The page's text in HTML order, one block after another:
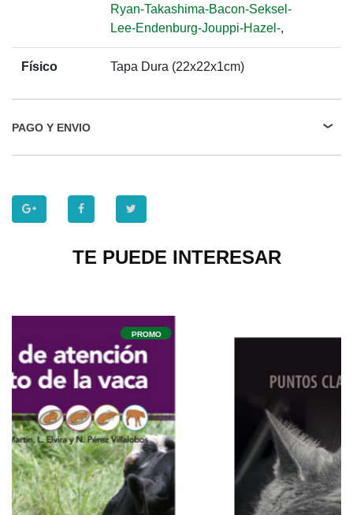
Ryan-Takashima-Bacon-Seksel-
Lee-Endenburg-Jouppi-Hazel-,
Físico Tapa Dura (22x22x1cm)
PAGO Y ENVIO
TE PUEDE INTERESAR